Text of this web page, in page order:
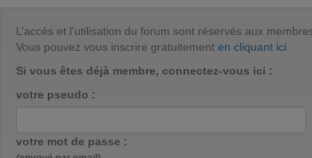
L’accès et l’utilisation du forum sont réservés aux
Vous pouvez vous inscrire gratuitement en cliquant ici
Si vous êtes déjà membre, connectez-vous ici :
votre pseudo :
votre mot de passe :